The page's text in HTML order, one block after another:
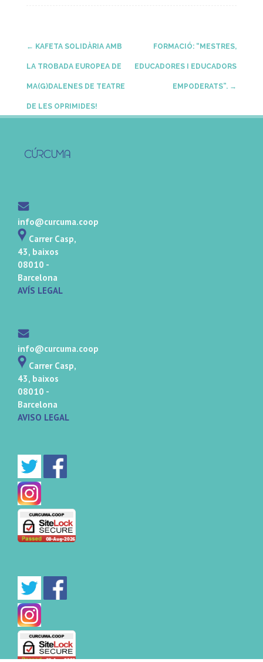
Post
navigation
← KAFETA SOLIDÀRIA AMB
LA TROBADA EUROPEA DE
MA(G)DALENES DE TEATRE
DE LES OPRIMIDES!
FORMACIÓ: “MESTRES,
EDUCADORES I EDUCADORS
EMPODERATS”. →
info@curcuma.coop
Carrer Casp,
43, baixos
08010 -
Barcelona
AVÍS LEGAL
info@curcuma.coop
Carrer Casp,
43, baixos
08010 -
Barcelona
AVISO LEGAL